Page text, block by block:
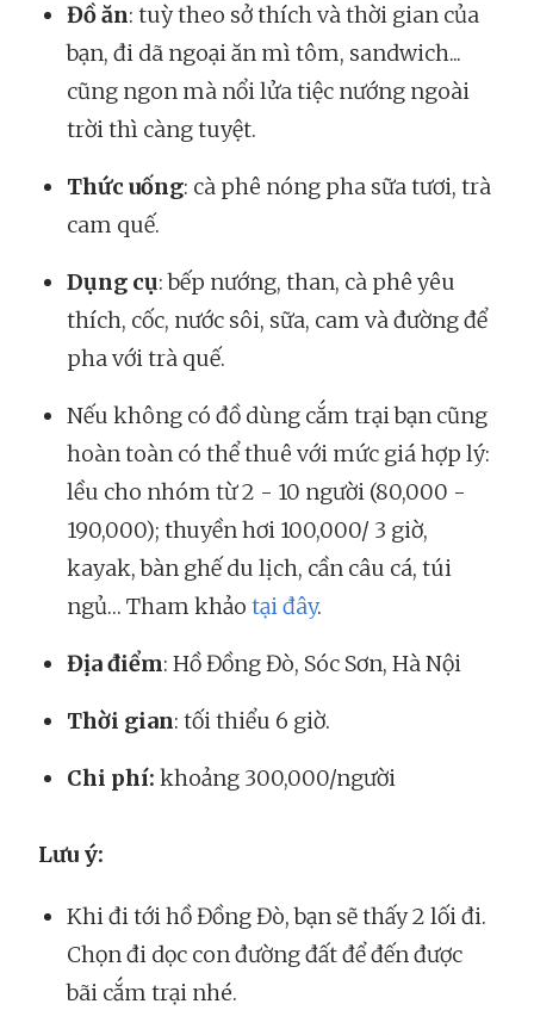
Đồ ăn: tuỳ theo sở thích và thời gian của
bạn, đi dã ngoại ăn mì tôm, sandwich...
cũng ngon mà nổi lửa tiệc nướng ngoài
trời thì càng tuyệt.
Thức uống: cà phê nóng pha sữa tươi, trà
cam quế.
Dụng cụ: bếp nướng, than, cà phê yêu
thích, cốc, nước sôi, sữa, cam và đường để
pha với trà quế.
Nếu không có đồ dùng cắm trại bạn cũng
hoàn toàn có thể thuê với mức giá hợp lý:
lều cho nhóm từ 2 - 10 người (80,000 -
190,000); thuyền hơi 100,000/ 3 giờ,
kayak, bàn ghế du lịch, cần câu cá, túi
ngủ… Tham khảo tại đây.
Địa điểm: Hồ Đồng Đò, Sóc Sơn, Hà Nội
Thời gian: tối thiểu 6 giờ.
Chi phí: khoảng 300,000/người
Lưu ý:
Khi đi tới hồ Đồng Đò, bạn sẽ thấy 2 lối đi.
Chọn đi dọc con đường đất để đến được
bãi cắm trại nhé.